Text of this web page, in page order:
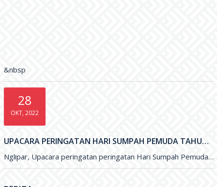
&nbsp
28
OKT, 2022
UPACARA PERINGATAN HARI SUMPAH PEMUDA TAHUN 2022 SDN SENDOWO II
Nglipar, Upacara peringatan peringatan Hari Sumpah Pemuda ke-94 tahun